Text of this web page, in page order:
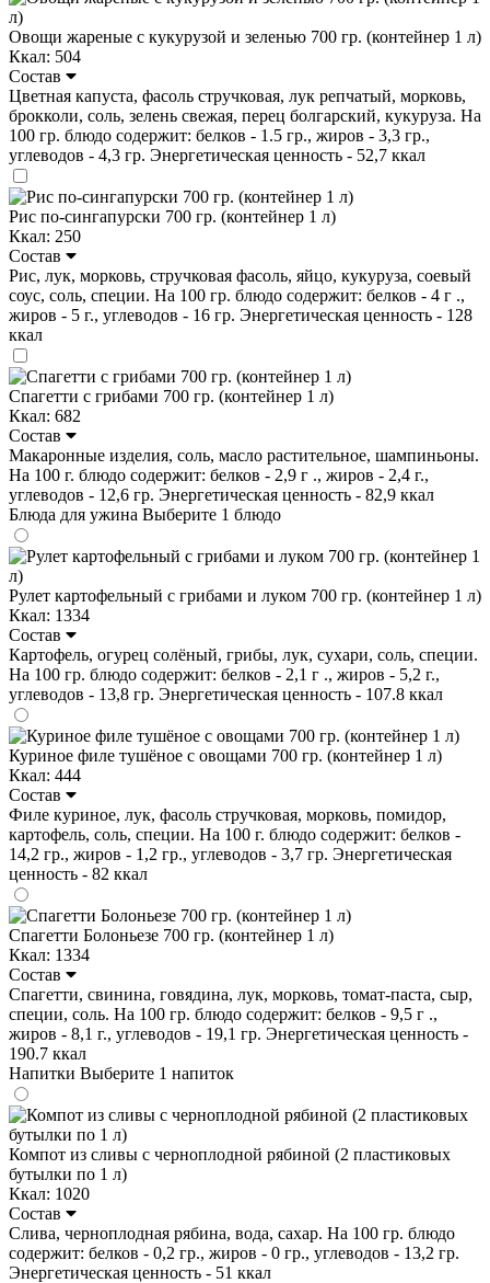
Овощи жареные с кукурузой и зеленью 700 гр. (контейнер 1 л)
Ккал: 504
Состав
Цветная капуста, фасоль стручковая, лук репчатый, морковь,
брокколи, соль, зелень свежая, перец болгарский, кукуруза. На
100 гр. блюдо содержит: белков - 1.5 гр., жиров - 3,3 гр.,
углеводов - 4,3 гр. Энергетическая ценность - 52,7 ккал
Рис по-сингапурски 700 гр. (контейнер 1 л)
Ккал: 250
Состав
Рис, лук, морковь, стручковая фасоль, яйцо, кукуруза, соевый
соус, соль, специи. На 100 гр. блюдо содержит: белков - 4 г .,
жиров - 5 г., углеводов - 16 гр. Энергетическая ценность - 128
ккал
Спагетти с грибами 700 гр. (контейнер 1 л)
Ккал: 682
Состав
Макаронные изделия, соль, масло растительное, шампиньоны.
На 100 г. блюдо содержит: белков - 2,9 г ., жиров - 2,4 г.,
углеводов - 12,6 гр. Энергетическая ценность - 82,9 ккал
Блюда для ужина Выберите 1 блюдо
Рулет картофельный с грибами и луком 700 гр. (контейнер 1 л)
Ккал: 1334
Состав
Картофель, огурец солёный, грибы, лук, сухари, соль, специи.
На 100 гр. блюдо содержит: белков - 2,1 г ., жиров - 5,2 г.,
углеводов - 13,8 гр. Энергетическая ценность - 107.8 ккал
Куриное филе тушёное с овощами 700 гр. (контейнер 1 л)
Ккал: 444
Состав
Филе куриное, лук, фасоль стручковая, морковь, помидор,
картофель, соль, специи. На 100 г. блюдо содержит: белков -
14,2 гр., жиров - 1,2 гр., углеводов - 3,7 гр. Энергетическая
ценность - 82 ккал
Спагетти Болоньезе 700 гр. (контейнер 1 л)
Ккал: 1334
Состав
Спагетти, свинина, говядина, лук, морковь, томат-паста, сыр,
специи, соль. На 100 гр. блюдо содержит: белков - 9,5 г .,
жиров - 8,1 г., углеводов - 19,1 гр. Энергетическая ценность -
190.7 ккал
Напитки Выберите 1 напиток
Компот из сливы с черноплодной рябиной (2 пластиковых
бутылки по 1 л)
Ккал: 1020
Состав
Слива, черноплодная рябина, вода, сахар. На 100 гр. блюдо
содержит: белков - 0,2 гр., жиров - 0 гр., углеводов - 13,2 гр.
Энергетическая ценность - 51 ккал